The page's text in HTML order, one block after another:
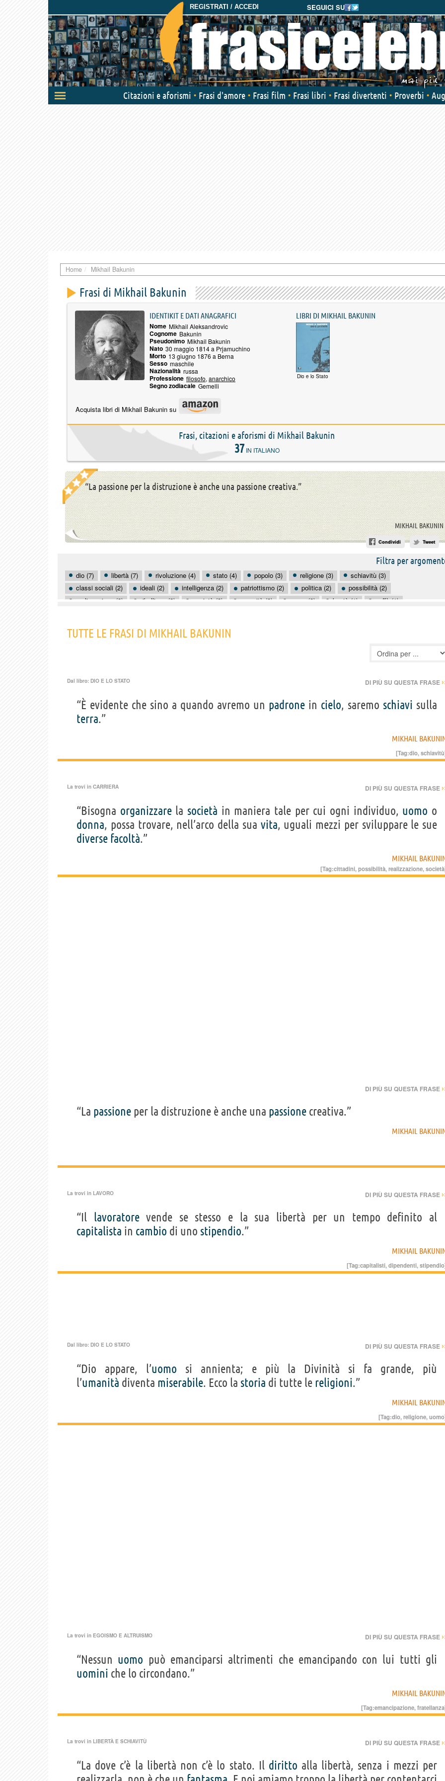
SEGUICI SU
REGISTRATI / ACCEDI
Attiva/disattiva
navigazione
Citazioni e aforismi Frasi d'amore Frasi film Frasi libri Frasi divertenti Proverbi
Home Mikhail Bakunin
Frasi di Mikhail Bakunin
IDENTIKIT E DATI ANAGRAFICI
Nome Mikhail Aleksandrovic
Cognome Bakunin
Pseudonimo Mikhail Bakunin
Nato 30 maggio 1814 a Prjamuchino
Morto 13 giugno 1876 a Berna
Sesso maschile
Nazionalità russa
Professione filosofo, anarchico
Segno zodiacale Gemelli
LIBRI DI MIKHAIL BAKUNIN
Dio e lo Stato
Acquista libri di Mikhail Bakunin su
Frasi, citazioni e aforismi di Mikhail Bakunin
37 IN ITALIANO
“La passione per la distruzione è anche una passione creativa.”
MIKHAIL BAKUNIN
Condividi Tweet
Filtra per
dio (7) libertà (7) rivoluzione (4) stato (4) popolo (3) religione (3)
schiavitù (3)
classi sociali (2)
ideali (2) intelligenza (2) patriottismo (2) politica (2)
possibilità (2)
realizzazione (2)
ribellione (2) società (2) umanità (2) uomo (2) bontà (1)
caffè (1)
TUTTE LE FRASI DI MIKHAIL BAKUNIN
Dal libro: DIO E LO STATO DI PIÙ SU QUESTA FRASE
“È evidente che sino a quando avremo un padrone in cielo, saremo schiavi sulla
terra.”
MIKHAIL
[Tag:dio,schiavitù
La trovi in CARRIERA DI PIÙ SU QUESTA FRASE
“Bisogna organizzarela società in maniera tale per cui ogni individuo, uomo o
donna, possa trovare, nell’arco della sua vita, uguali mezzi per sviluppare le sue
diverse facoltà.”
MIKHAIL
[Tag:cittadini,possibilità,realizzazione,società
DI PIÙ SU QUESTA FRASE
“La passione per la distruzione è anche una passione creativa.”
MIKHAIL
La trovi in LAVORO DI PIÙ SU QUESTA FRASE
“Il lavoratorevende se stesso e la sua libertà per un tempo definito al
capitalista in cambio di uno stipendio.”
MIKHAIL
[Tag:capitalisti,dipendenti,stipendio
Dal libro: DIO E LO STATO DI PIÙ SU QUESTA FRASE
“Dio appare, l’uomo si annienta; e più la Divinità si fa grande, più
l’umanità diventa miserabile. Ecco la storia di tutte le religioni.”
MIKHAIL
[Tag:dio,religione,uomo
La trovi in EGOISMO E ALTRUISMO DI PIÙ SU QUESTA FRASE
“Nessun uomo può emanciparsi altrimenti che emancipando con lui tutti gli
uomini che lo circondano.”
MIKHAIL
[Tag:emancipazione,fratellanza
La trovi in LIBERTÀ E SCHIAVITÙ DI PIÙ SU QUESTA FRASE
“La dove c’è la libertà non c’è lo stato. Il diritto alla libertà, senza i mezzi per